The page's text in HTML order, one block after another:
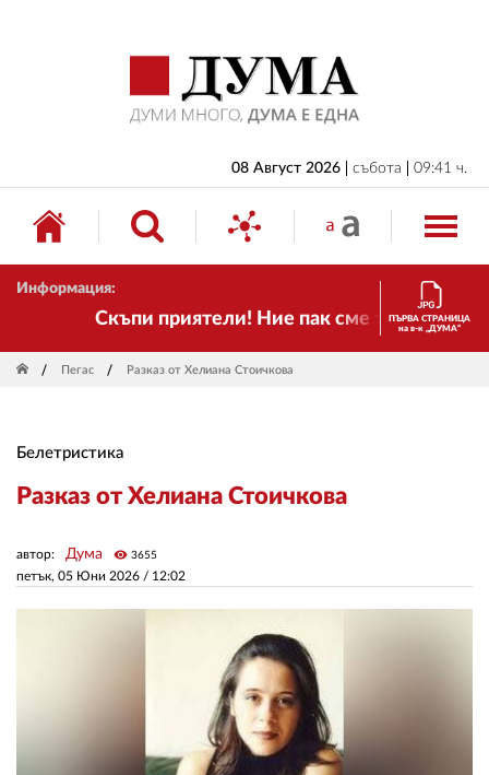
08 Август 2026 събота 09:41 ч.
Информация:
Скъпи приятели! Ние пак сме тук! Времето
ПЪРВА СТРАНИЦА
на в-к „ДУМА“
Пегас Разказ от Хелиана Стоичкова
Белетристика
Разказ от Хелиана Стоичкова
петък, 05 Юни 2026 / 12:02
автор: Дума visibility 3655
БЪЛГАРИЯ
ИКОНОМИКА
ИЗБОРИ
СВЯТ
АВТОРИ
РЕДАКЦИЯ
КОНТАКТИ
РЕКЛАМА
АБОНАМЕНТ